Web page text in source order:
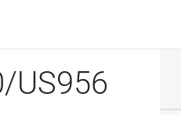
US956